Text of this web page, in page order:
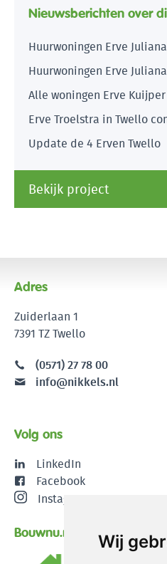
Wij
Nieuwsberichten over
Huurwoningen Erve
Huurwoningen Erve
Alle woningen Erve
Erve Troelstra in Twello
Update de 4 Erven Twello
Bekijk project
Adres
Zuiderlaan 1
7391 TZ Twello
(0571) 27 78 00
info@nikkels.nl
Volg ons
LinkedIn
Facebook
Instagram
Bouwnu.nl